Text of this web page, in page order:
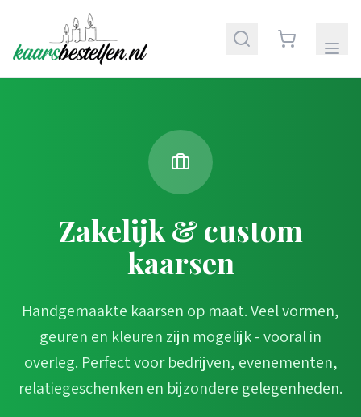
Zakelijk & custom
kaarsen
Handgemaakte kaarsen op maat. Veel vormen,
geuren en kleuren zijn mogelijk - vooral in
overleg. Perfect voor bedrijven, evenementen,
relatiegeschenken en bijzondere gelegenheden.